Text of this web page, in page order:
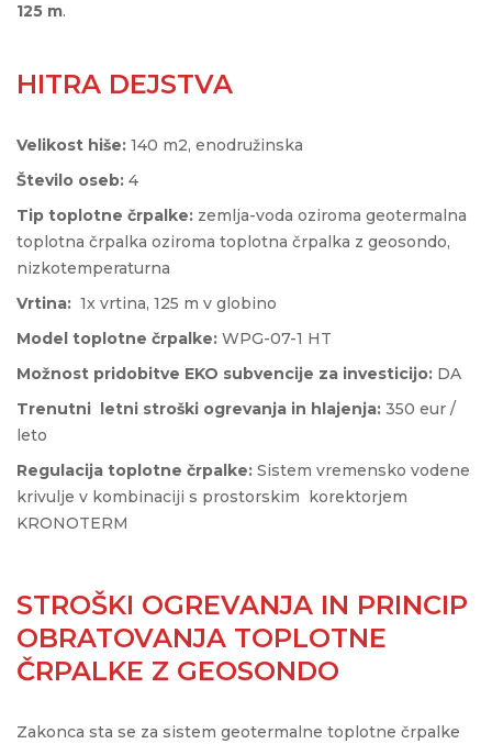
125 m.
HITRA DEJSTVA
Velikost hiše: 140 m2, enodružinska
Število oseb: 4
Tip toplotne črpalke: zemlja-voda oziroma geotermalna
toplotna črpalka oziroma toplotna črpalka z geosondo,
nizkotemperaturna
Vrtina: 1x vrtina, 125 m v globino
Model toplotne črpalke: WPG-07-1 HT
Možnost pridobitve EKO subvencije za investicijo: DA
Trenutni letni stroški ogrevanja in hlajenja: 350 eur /
leto
Regulacija toplotne črpalke: Sistem vremensko vodene
krivulje v kombinaciji s prostorskim korektorjem
KRONOTERM
STROŠKI OGREVANJA IN PRINCIP
OBRATOVANJA TOPLOTNE
ČRPALKE Z GEOSONDO
Zakonca sta se za sistem geotermalne toplotne črpalke